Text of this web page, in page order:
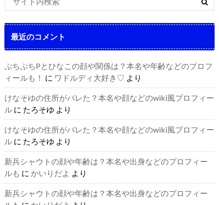
最近のコメント
ぷちぷちPとひなこの顔や関係は？本名や年齢などのプロフ
ィールも！ に ワドルディ大好き♡ より
けなそゆの住所がバレた？本名や顔などのwiki風プロフィー
ルに たろそゆ より
けなそゆの住所がバレた？本名や顔などのwiki風プロフィー
ルに たろそゆ より
新兵シャウトの顔や年齢は？本名や出身などのプロフィー
ルも に かいりだよ より
新兵シャウトの顔や年齢は？本名や出身などのプロフィー